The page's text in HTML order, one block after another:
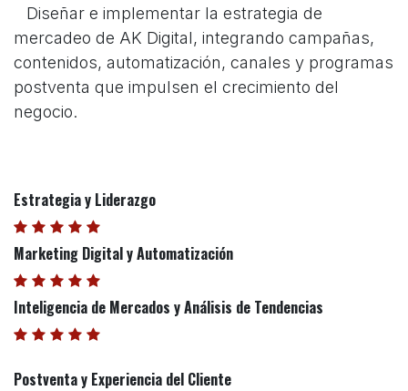
​Diseñar e implementar la estrategia de
mercadeo de AK Digital, integrando campañas,
contenidos, automatización, canales y programas
postventa que impulsen el crecimiento del
negocio.
Estrategia y Liderazgo
Marketing Digital y Automatización
Inteligencia de Mercados y Análisis de Tendencias
Postventa y Experiencia del Cliente